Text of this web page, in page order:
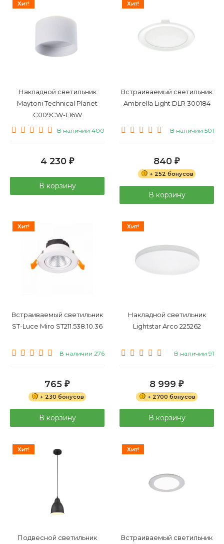
Хит!
Накладной светильник
Maytoni Technical Planet
C009CW-L16W
В наличии 400
4 230 ₽
В корзину
Хит!
Встраиваемый светильник
Ambrella Light DLR 300184
В наличии 501
840 ₽
+ 252 бонусов
В корзину
Хит!
Встраиваемый светильник
ST-Luce Miro ST211.538.10.36
В наличии 276
765 ₽
+ 230 бонусов
В корзину
Хит!
Накладной светильник
Lightstar Arco 225262
В наличии 91
8 999 ₽
+ 2700 бонусов
В корзину
Хит!
Подвесной светильник
Хит!
Встраиваемый светильник